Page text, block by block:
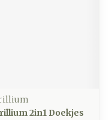
2in1 Doekjes